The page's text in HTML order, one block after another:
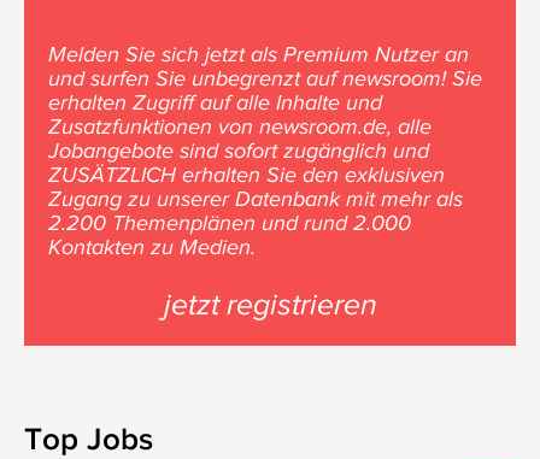
Melden Sie sich jetzt als Premium Nutzer an
und surfen Sie unbegrenzt auf newsroom! Sie
erhalten Zugriff auf alle Inhalte und
Zusatzfunktionen von newsroom.de, alle
Jobangebote sind sofort zugänglich und
ZUSÄTZLICH erhalten Sie den exklusiven
Zugang zu unserer Datenbank mit mehr als
2.200 Themenplänen und rund 2.000
Kontakten zu Medien.
jetzt registrieren
Top Jobs